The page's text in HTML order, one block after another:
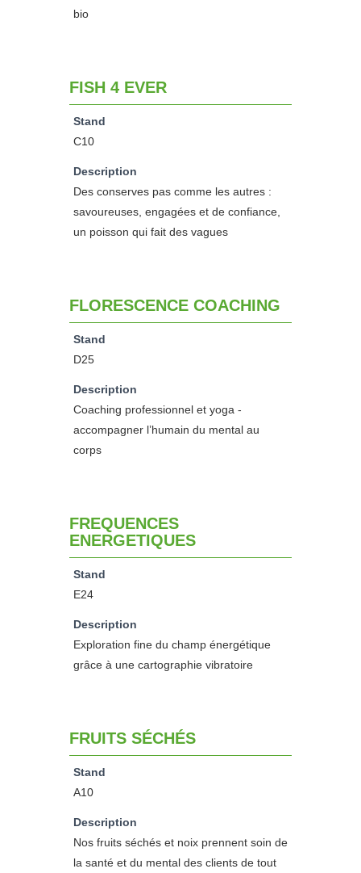
bio
FISH 4 EVER
Stand
C10
Description
Des conserves pas comme les autres :
savoureuses, engagées et de confiance,
un poisson qui fait des vagues
FLORESCENCE COACHING
Stand
D25
Description
Coaching professionnel et yoga -
accompagner l’humain du mental au
corps
FREQUENCES
ENERGETIQUES
Stand
E24
Description
Exploration fine du champ énergétique
grâce à une cartographie vibratoire
FRUITS SÉCHÉS
Stand
A10
Description
Nos fruits séchés et noix prennent soin de
la santé et du mental des clients de tout